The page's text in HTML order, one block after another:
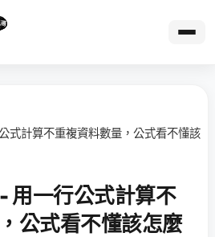
式計算不重複資料數量，公式看不懂該
用一行公式計算不
公式看不懂該怎麼